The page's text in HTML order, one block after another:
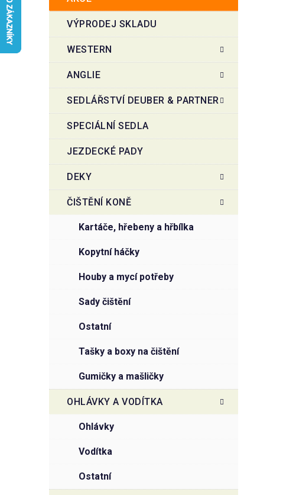
o
t
n
í
n
l
kategorie
VÝPRODEJ SKLADU
WESTERN
ANGLIE
SEDLÁŘSTVÍ DEUBER & PARTNER
SPECIÁLNÍ SEDLA
JEZDECKÉ PADY
DEKY
ČIŠTĚNÍ KONĚ
kartáče, hřebeny a hřbílka
kopytní háčky
houby a mycí potřeby
sady čištění
ostatní
tašky a boxy na čištění
gumičky a mašličky
OHLÁVKY A VODÍTKA
ohlávky
vodítka
ostatní